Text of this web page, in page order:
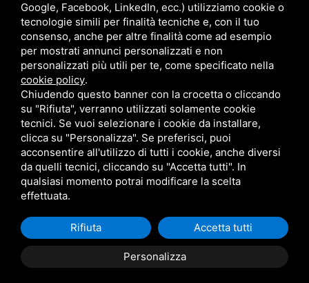
ALTRIPRODOTTI SIMILI
“ Hai bisogno di risposte? Consulta
la nostra sezione FAQ ”
vai alle Faq
+39 320 3884726 - info@marzocchimacchine.it - p.iva 01899680381
Google, Facebook, LinkedIn, ecc.) utilizziamo cookie o
tecnologie simili per finalità tecniche e, con il tuo
consenso, anche per altre finalità come ad esempio
per mostrati annunci personalizzati e non
personalizzati più utili per te, come specificato nella
cookie policy.
Chiudendo questo banner con la crocetta o cliccando
su "Rifiuta", verranno utilizzati solamente cookie
tecnici. Se vuoi selezionare i cookie da installare,
clicca su "Personalizza". Se preferisci, puoi
acconsentire all'utilizzo di tutti i cookie, anche diversi
da quelli tecnici, cliccando su "Accetta tutti". In
qualsiasi momento potrai modificare la scelta
effettuata.
Personalizza
Rifiuta Accetta tutti